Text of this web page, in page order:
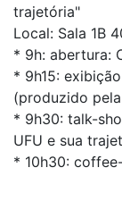
trajetória"
Local: Sala 1B
* 9h: abertura:
* 9h15:
(produzido
* 9h30: talk-
UFU e sua
* 10h30: